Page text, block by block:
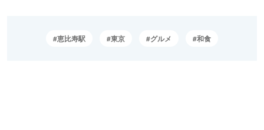
恵比寿駅 東京 グルメ 和食